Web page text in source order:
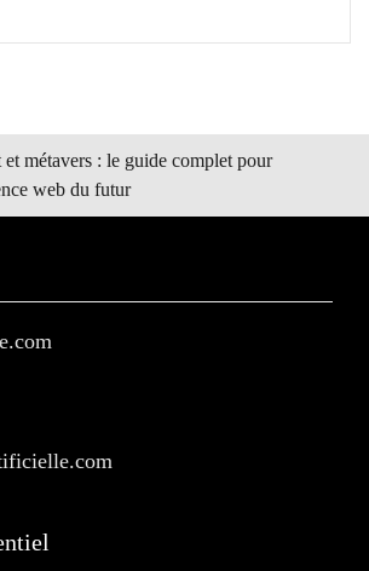
et métavers : le guide complet pour
web du futur